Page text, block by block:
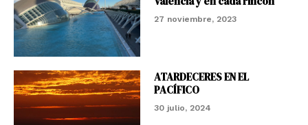
27 noviembre, 2023
ATARDECERES EN EL
PACÍFICO
30 julio, 2024